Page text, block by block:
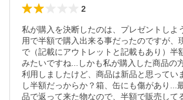
2
私が購入を決断したのは、プレゼントしよ
用で半額で購入出来る事だったのですが、
で（記載にアウトレットと記載もあり）半
みたいですね...しかも私が購入した商品の
利用しましたけど、商品は新品と思ってい
し半額だっからか？箱、缶にも傷があり...
品で返って来た物なので、半額で販売して